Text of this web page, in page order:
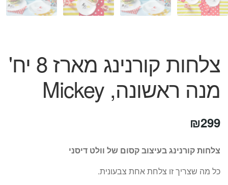
צלחות קורנינג מארז 8 יח'
מנה ראשונה, Mickey
₪299
צלחות קורנינג בעיצוב קסום של וולט דיסני
כל מה שצריך זו צלחת אחת צבעונית.